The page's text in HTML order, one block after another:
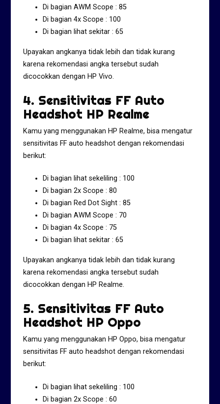
Di bagian AWM Scope : 85
Di bagian 4x Scope : 100
Di bagian lihat sekitar : 65
Upayakan angkanya tidak lebih dan tidak kurang
karena rekomendasi angka tersebut sudah
dicocokkan dengan HP Vivo.
4. Sensitivitas FF Auto
Headshot HP Realme
Kamu yang menggunakan HP Realme, bisa mengatur
sensitivitas FF auto headshot dengan rekomendasi
berikut:
Di bagian lihat sekeliling : 100
Di bagian 2x Scope : 80
Di bagian Red Dot Sight : 85
Di bagian AWM Scope : 70
Di bagian 4x Scope : 75
Di bagian lihat sekitar : 65
Upayakan angkanya tidak lebih dan tidak kurang
karena rekomendasi angka tersebut sudah
dicocokkan dengan HP Realme.
5. Sensitivitas FF Auto
Headshot HP Oppo
Kamu yang menggunakan HP Oppo, bisa mengatur
sensitivitas FF auto headshot dengan rekomendasi
berikut:
Di bagian lihat sekeliling : 100
Di bagian 2x Scope : 60